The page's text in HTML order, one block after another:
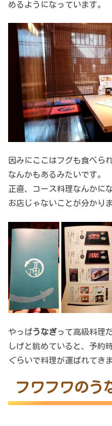
めるようになっています。
因みにここはフグも食べら
なんかもあるみたいです。
正直、コース料理なんかに
お店じゃないことが分かりま
やっぱうなぎって高級料理
しげと眺めていると、予約
ぐらいで料理が運ばれてきま
フワフワのう